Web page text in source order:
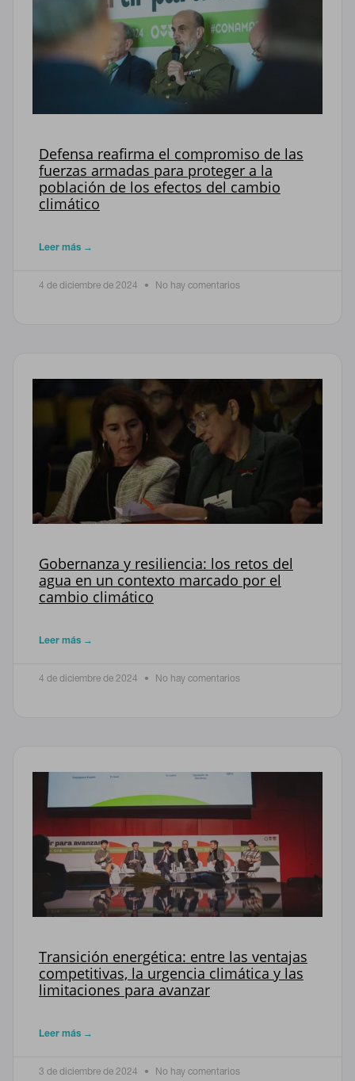
Defensa reafirma el compromiso de las
fuerzas armadas para proteger a la
población de los efectos del cambio
climático
Leer más →
4 de diciembre de 2024 No hay comentarios
Gobernanza y resiliencia: los retos del
agua en un contexto marcado por el
cambio climático
Leer más →
4 de diciembre de 2024 No hay comentarios
Transición energética: entre las ventajas
competitivas, la urgencia climática y las
limitaciones para avanzar
Leer más →
3 de diciembre de 2024 No hay comentarios
CONFIGURACIÓN DE COOKIES
RECHAZAR TODO
Estas cookies son necesarias para que el sitio web funcione y
no se pueden desactivar en nuestros sistemas. Puede
cookies, pero alguna áreas del sitio no funcionarán. Estas
cookies no almacenan ninguna información de identificación